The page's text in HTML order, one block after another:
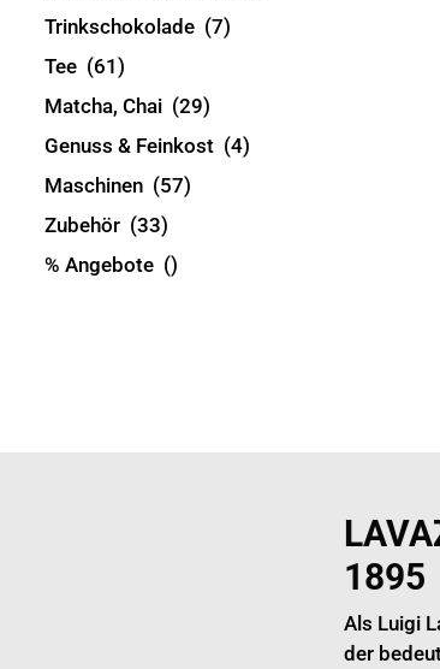
Trinkschokolade (7)
Tee (61)
Matcha, Chai (29)
Genuss & Feinkost (4)
Maschinen (57)
Zubehör (33)
% Angebote ()
1895
Als Luigi
der